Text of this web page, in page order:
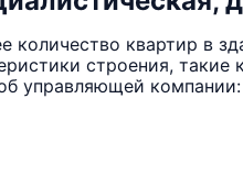
квартир в
строения, такие
управляющей компании: